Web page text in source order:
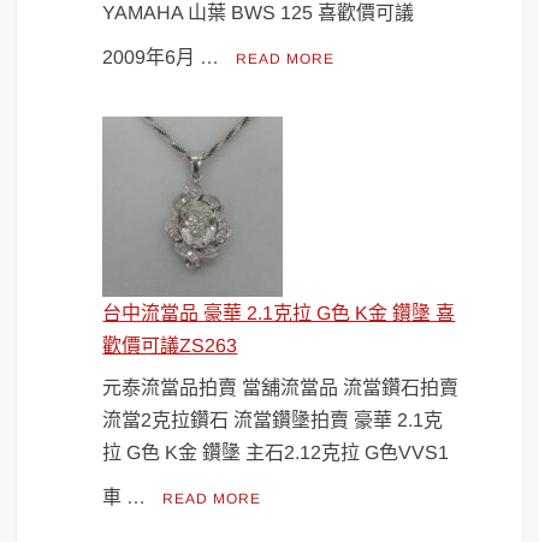
YAMAHA 山葉 BWS 125 喜歡價可議
2009年6月 … READ MORE
台中流當品 豪華 2.1克拉 G色 K金 鑽墬 喜
歡價可議ZS263
元泰流當品拍賣 當舖流當品 流當鑽石拍賣
流當2克拉鑽石 流當鑽墬拍賣 豪華 2.1克
拉 G色 K金 鑽墬 主石2.12克拉 G色VVS1
車 … READ MORE